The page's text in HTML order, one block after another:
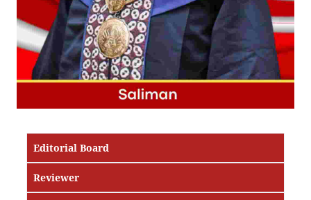
Editorial Board
Reviewer